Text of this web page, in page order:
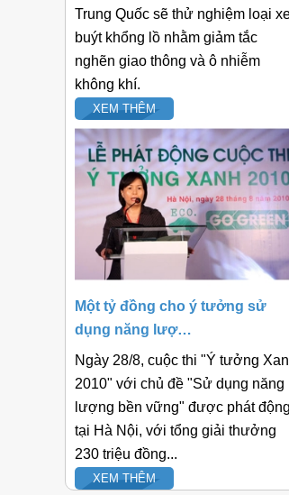
Trung Quốc sẽ thử nghiệm loại
buýt khổng lồ nhằm giảm tắc
nghẽn giao thông và ô nhiễm
không khí.
XEM THÊM
Một tỷ đồng cho ý tưởng sử
dụng năng lượ…
Ngày 28/8, cuộc thi "Ý tưởng
2010" với chủ đề "Sử dụng năng
lượng bền vững" được phát động
tại Hà Nội, với tổng giải thưởng
230 triệu đồng...
XEM THÊM